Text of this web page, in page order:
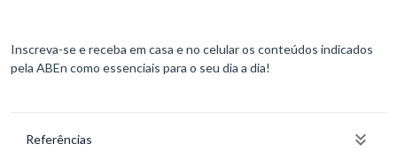
Inscreva-se e receba em casa e no celular os conteúdos indicados
pela ABEn como essenciais para o seu dia a dia!
Referências